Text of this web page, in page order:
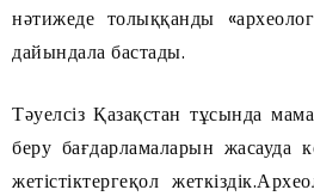
нәтижеде толыққанды
дайындала бастады.
Тәуелсіз Қазақстан тұсында
беру бағдарламаларын жасауда
жетістіктергеқол